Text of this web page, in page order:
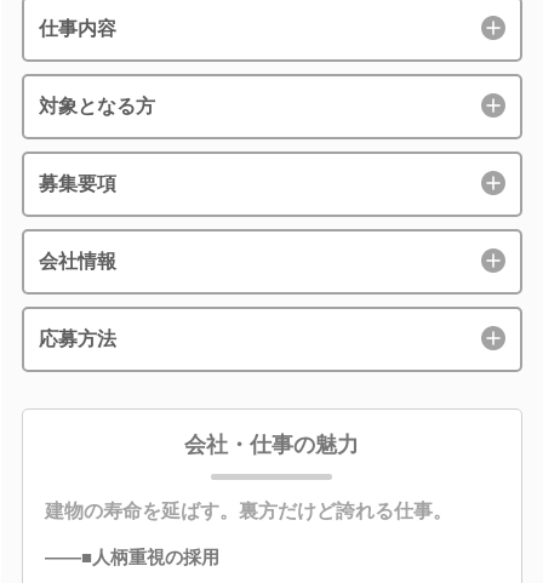
仕事内容
対象となる方
募集要項
会社情報
応募方法
会社・仕事の魅力
建物の寿命を延ばす。裏方だけど誇れる仕事。
――■人柄重視の採用